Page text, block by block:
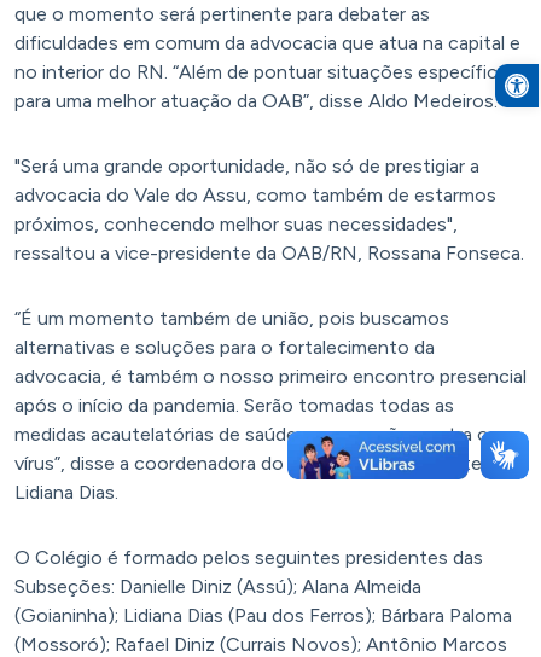
que o momento será pertinente para debater as
dificuldades em comum da advocacia que atua na capital e
no interior do RN. “Além de pontuar situações específicas
para uma melhor atuação da OAB”, disse Aldo Medeiros.
"Será uma grande oportunidade, não só de prestigiar a
advocacia do Vale do Assu, como também de estarmos
próximos, conhecendo melhor suas necessidades",
ressaltou a vice-presidente da OAB/RN, Rossana Fonseca.
“É um momento também de união, pois buscamos
alternativas e soluções para o fortalecimento da
advocacia, é também o nosso primeiro encontro presencial
após o início da pandemia. Serão tomadas todas as
medidas acautelatórias de saúde e prevenção contra o
vírus”, disse a coordenadora do Colégio de Presidentes,
Lidiana Dias.
O Colégio é formado pelos seguintes presidentes das
Subseções: Danielle Diniz (Assú); Alana Almeida
(Goianinha); Lidiana Dias (Pau dos Ferros); Bárbara Paloma
(Mossoró); Rafael Diniz (Currais Novos); Antônio Marcos
Open